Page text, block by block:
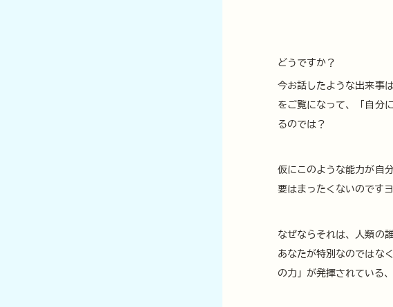
どうですか？
今お話したような出来事
をご覧になって、「自分
るのでは？
仮にこのような能力が自
要はまったくないのですヨ
なぜならそれは、人類の
あなたが特別なのではな
の力」が発揮されている